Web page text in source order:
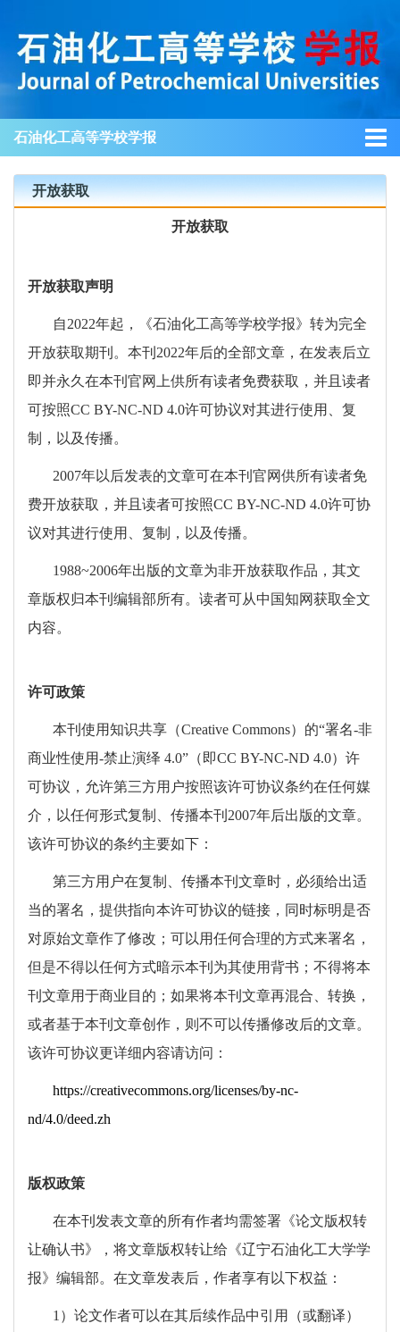
石油化工高等学校学报
开放获取
开放获取
开放获取声明
自2022年起，《石油化工高等学校学报》转为完全
开放获取期刊。本刊 2022年后的全部文章，在发表后立
即并永久在本刊官网上供所有读者免费获取，并且读者
可按照CC BY-NC-ND 4.0许可协议对其进行使用、复
制，以及传播。
2007年以后发表的文章可在本刊官网供所有读者免
费开放获取，并且读者可按照CC BY-NC-ND 4.0许可协
议对其进行使用、复制，以及传播。
1988~2006年出版的文章为非开放获取作品，其文
章版权归本刊编辑部所有。读者可从中国知网获取全文
内容。
许可政策
本刊使用知识共享（Creative Commons）的“署名-非
商业性使用-禁止演绎 4.0” （即CC BY-NC-ND 4.0）许
可协议，允许第三方用户按照该许可协议条约在任何媒
介，以任何形式复制、传播本刊 2007年后出版的文章。
该许可协议的条约主要如下：
第三方用户在复制、传播本刊文章时，必须给出适
当的署名，提供指向本许可协议的链接，同时标明是否
对原始文章作了修改；可以用任何合理的方式来署名，
但是不得以任何方式暗示本刊为其使用背书；不得将本
刊文章用于商业目的；如果将本刊文章再混合、转换，
或者基于本刊文章创作，则不可以传播修改后的文章。
该许可协议更详细内容请访问：
https://creativecommons.org/licenses/by-nc-
nd/4.0/deed.zh
版权政策
在本刊发表文章的所有作者均需签署《论文版权转
让确认书》，将文章版权转让给《辽宁石油化工大学学
报》编辑部。在文章发表后，作者享有以下权益：
1）论文作者可以在其后续作品中引用（或翻译）